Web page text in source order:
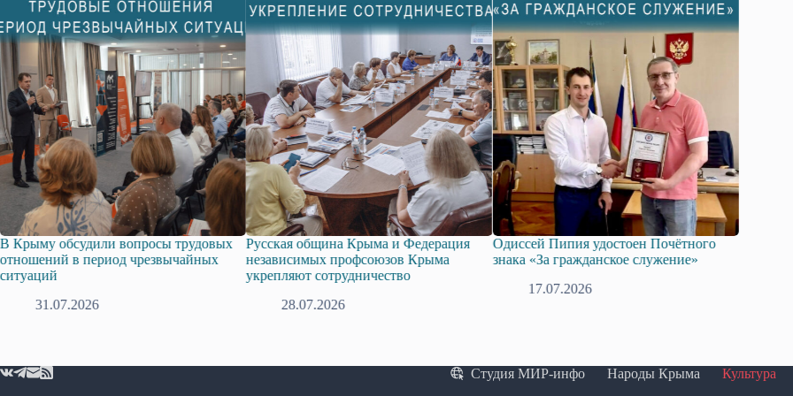
трудовых
чрезвычайных
Русская община Крыма и Федерация
независимых профсоюзов Крыма
укрепляют сотрудничество
Одиссей Пипия удостоен Почётного
знака «За гражданское служение»
Госдума приняла в первом
законопроект о поддержке
Студия МИР-инфо Народы Крыма Культура